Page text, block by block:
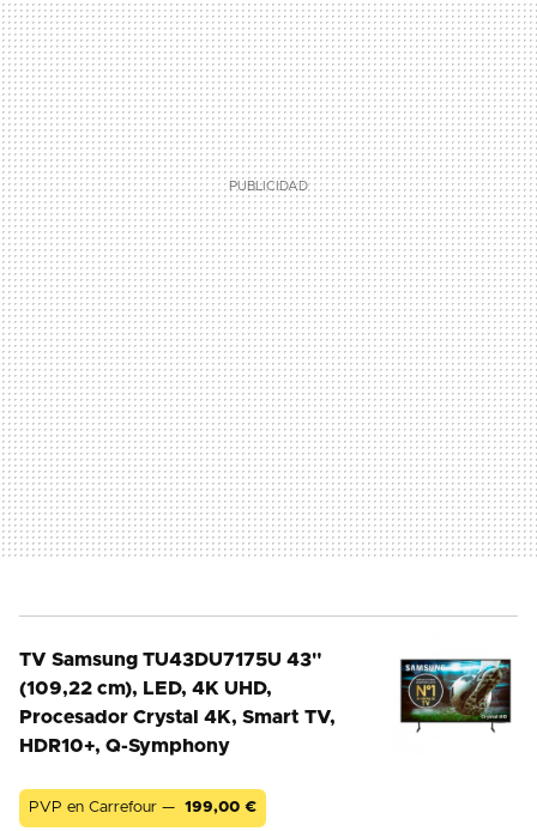
TV Samsung TU43DU7175U 43"
(109,22 cm), LED, 4K UHD,
Procesador Crystal 4K, Smart TV,
HDR10+, Q-Symphony
PVP en Carrefour — 199,00 €